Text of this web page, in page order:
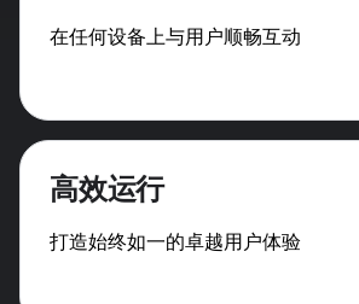
在任何设备上与用户顺畅互动
高效运行
打造始终如一的卓越用户体验